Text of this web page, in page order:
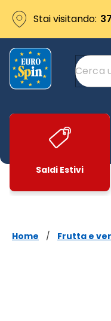
Stai visitando:
Saldi Estivi
Home / Frutta e